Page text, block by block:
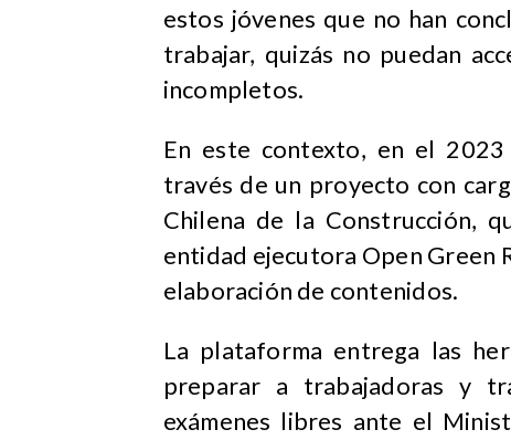
estos jóvenes que no han
trabajar, quizás no puedan
incompletos.
En este contexto, en el 2023
través de un proyecto con
Chilena de la Construcción,
entidad ejecutora Open Green
elaboración de contenidos.
La plataforma entrega las
preparar a trabajadoras y
exámenes libres ante el